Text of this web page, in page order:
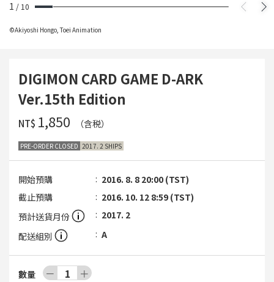
1 / 10
©Akiyoshi Hongo, Toei Animation
DIGIMON CARD GAME D-ARK
Ver.15th Edition
NT$ ‌1,850 （含税）
PRE-ORDER CLOSED 2017. 2 SHIPS
開始預購
2016. 8. 8 20:00 (TST)
截止預購
2016. 10. 12 8:59 (TST)
預計送貨月份
2017. 2
配送組別
A
數量 － 1 ＋